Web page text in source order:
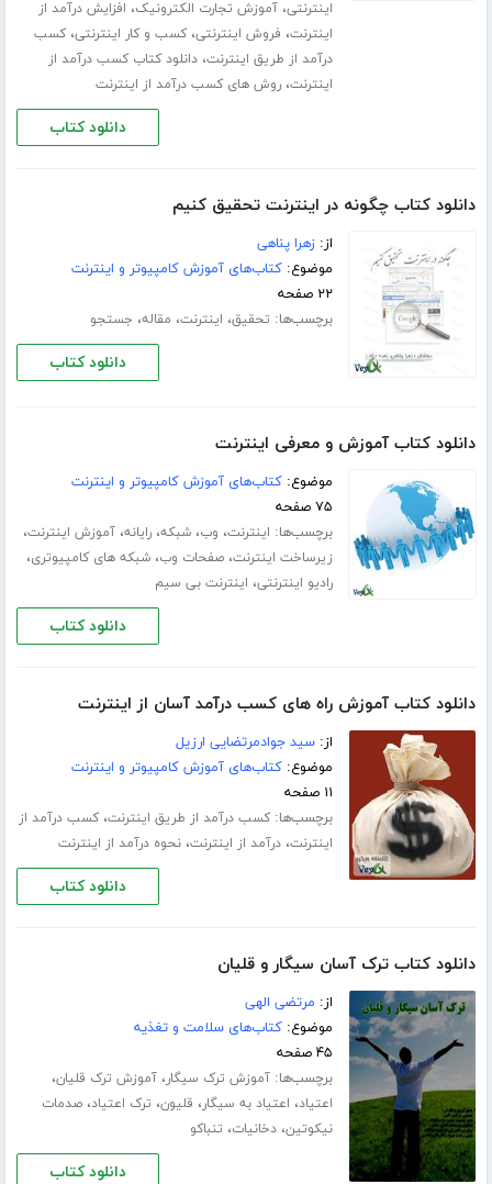
اینترنتی،آموزش تجارت الکترونیک، افزایش درآمد از
اینترنت، فروش اینترنتی،کسب و کار اینترنتی،کسب
درآمد از طریق اینترنت،دانلود کتاب کسب درآمد از
اینترنت،روش های کسب درآمد از اینترنت
دانلود کتاب
دانلود کتاب چگونه در اینترنت تحقیق کنیم
از:زهرا پناهی
موضوع:کتاب‌های آموزش کامپیوتر و اینترنت
۲۲ صفحه
برچسب‌ها: تحقیق، اینترنت، مقاله، جستجو
دانلود کتاب
دانلود کتاب آموزش و معرفی اینترنت
موضوع:کتاب‌های آموزش کامپیوتر و اینترنت
۷۵ صفحه
برچسب‌ها: اینترنت، وب،شبکه،رایانه،آموزش اینترنت،
زیرساخت اینترنت،صفحات وب،شبکه های کامپیوتری،
رادیو اینترنتی، اینترنت بی سیم
دانلود کتاب
دانلود کتاب آموزش راه های کسب درآمد آسان از اینترنت
از:سید جوادمرتضایی ارزیل
موضوع:کتاب‌های آموزش کامپیوتر و اینترنت
۱۱ صفحه
برچسب‌ها:کسب درآمد از طریق اینترنت،کسب درآمد از
اینترنت،درآمد از اینترنت،نحوه درآمد از اینترنت
دانلود کتاب
دانلود کتاب ترک آسان سیگار و قلیان
از: مرتضی الهی
موضوع:کتاب‌های سلامت و تغذیه
۴۵ صفحه
برچسب‌ها:آموزش ترک سیگار،آموزش ترک قلیان،
اعتیاد، اعتیاد به سیگار، قلیون، ترک اعتیاد،صدمات
نیکوتین،دخانیات، تنباکو
دانلود کتاب